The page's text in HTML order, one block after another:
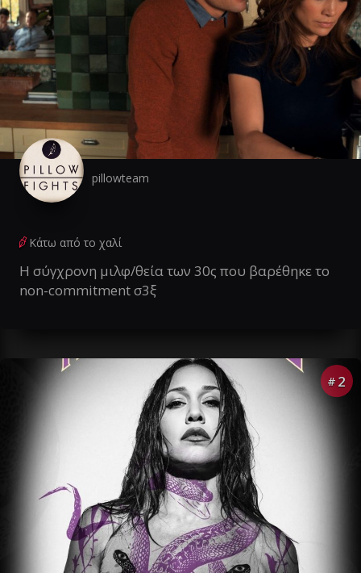
pillowteam
Κάτω από το χαλί
Η σύγχρονη μιλφ/θεία των 30ς που βαρέθηκε το
non-commitment σ3ξ
# 2